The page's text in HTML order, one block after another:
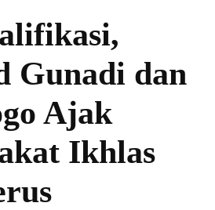
Gunadi dan
Ajak
Ikhlas